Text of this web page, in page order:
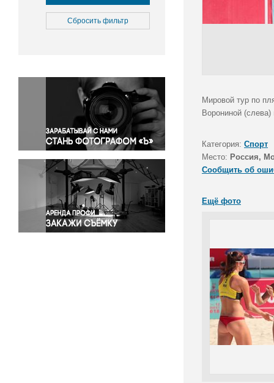
Культура
Медицина
Окружающая среда
Политика
Правосудие
Происшествия и конфликты
Религия
Светская жизнь
Спорт
Экология
Экономика и бизнес
Сбросить фильтр
Мировой тур по
Ворониной
Категория: Спорт
Место: Россия,
Сообщить об
Ещё фото